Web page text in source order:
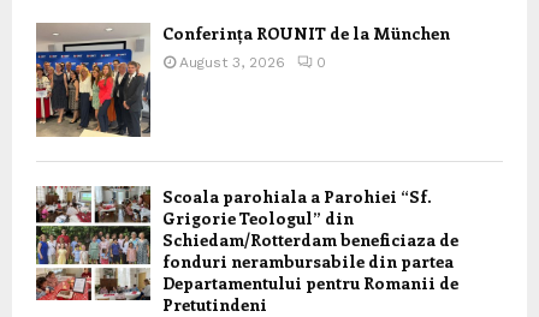
Conferința ROUNIT de la München
August 3, 2026 0
Scoala parohiala a Parohiei “Sf.
Grigorie Teologul” din
Schiedam/Rotterdam beneficiaza de
fonduri nerambursabile din partea
Departamentului pentru Romanii de
Pretutindeni